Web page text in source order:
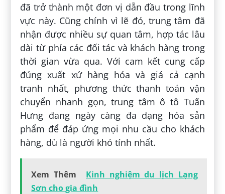
đã trở thành một đơn vị dẫn đầu trong lĩnh
vực này. Cũng chính vì lẽ đó, trung tâm đã
nhận được nhiều sự quan tâm, hợp tác lâu
dài từ phía các đối tác và khách hàng trong
thời gian vừa qua. Với cam kết cung cấp
đúng xuất xứ hàng hóa và giá cả cạnh
tranh nhất, phương thức thanh toán vận
chuyển nhanh gọn, trung tâm ô tô Tuấn
Hưng đang ngày càng đa dạng hóa sản
phẩm để đáp ứng mọi nhu cầu cho khách
hàng, dù là người khó tính nhất.
Xem Thêm
Kinh nghiệm du lịch Lạng
Sơn cho gia đình